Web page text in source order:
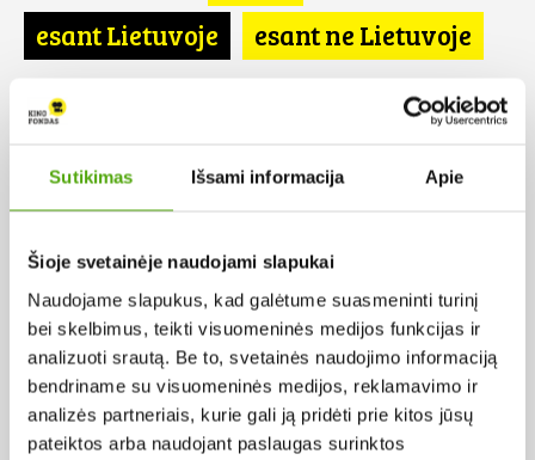
Sutikimas Išsami informacija Apie
Šioje svetainėje naudojami slapukai
Naudojame slapukus, kad galėtume suasmeninti turinį
bei skelbimus, teikti visuomeninės medijos funkcijas ir
analizuoti srautą. Be to, svetainės naudojimo informaciją
bendriname su visuomeninės medijos, reklamavimo ir
analizės partneriais, kurie gali ją pridėti prie kitos jūsų
pateiktos arba naudojant paslaugas surinktos
esant Lietuvoje
esant ne Lietuvoje
Pagal šalį:
JAV
Pagal abėcėlę:
Rezultatų nerasta...